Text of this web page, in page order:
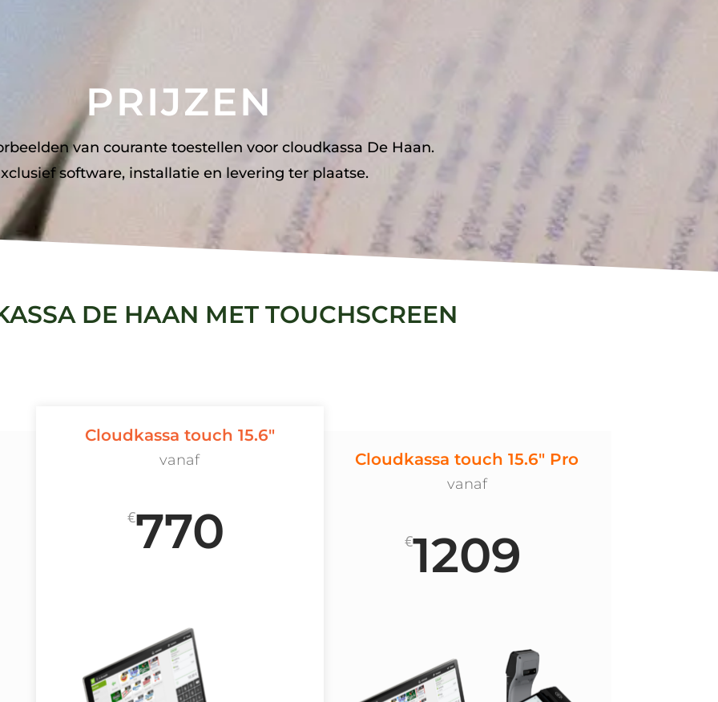
PRIJZEN
van courante toestellen voor cloudkassa De Haan.
software, installatie en levering ter plaatse.
DE HAAN MET TOUCHSCREEN
Cloudkassa touch 15.6"
vanaf
€770
Cloudkassa touch 15.6" Pro
vanaf
€1209